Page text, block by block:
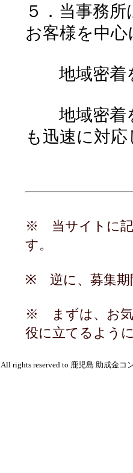
５．当事務
お客様を中
地域密着を
地域密着を
も迅速に対
※ 当サイトに記
す。
※ 逆に、募集期
※ まずは、お気
役に立てるよう
All rights reserved to 鹿児島 助成金